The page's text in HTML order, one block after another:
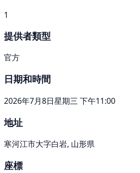
1
提供者類型
官方
日期和時間
2026年7月8日星期三 下午11:00
地址
寒河江市大字白岩, 山形県
座標